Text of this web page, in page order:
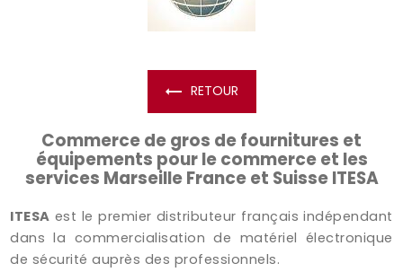
RETOUR
Commerce de gros de fournitures et
équipements pour le commerce et les
services Marseille France et Suisse ITESA
ITESA est le premier distributeur français indépendant
dans la commercialisation de matériel électronique
de sécurité auprès des professionnels.